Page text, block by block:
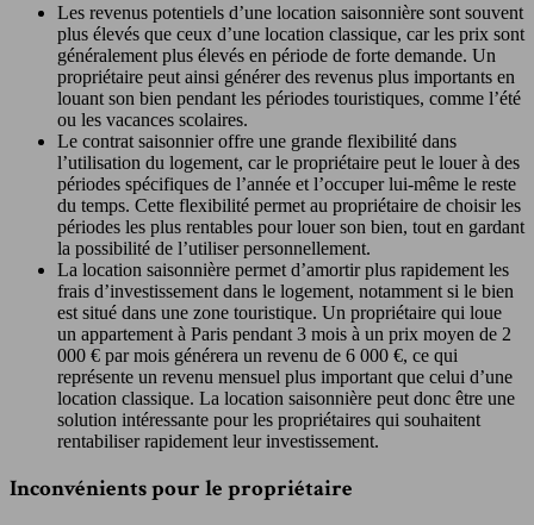
Les revenus potentiels d’une location saisonnière sont souvent
plus élevés que ceux d’une location classique, car les prix sont
généralement plus élevés en période de forte demande. Un
propriétaire peut ainsi générer des revenus plus importants en
louant son bien pendant les périodes touristiques, comme l’été
ou les vacances scolaires.
Le contrat saisonnier offre une grande flexibilité dans
l’utilisation du logement, car le propriétaire peut le louer à des
périodes spécifiques de l’année et l’occuper lui-même le reste
du temps. Cette flexibilité permet au propriétaire de choisir les
périodes les plus rentables pour louer son bien, tout en gardant
la possibilité de l’utiliser personnellement.
La location saisonnière permet d’amortir plus rapidement les
frais d’investissement dans le logement, notamment si le bien
est situé dans une zone touristique. Un propriétaire qui loue
un appartement à Paris pendant 3 mois à un prix moyen de 2
000 € par mois générera un revenu de 6 000 €, ce qui
représente un revenu mensuel plus important que celui d’une
location classique. La location saisonnière peut donc être une
solution intéressante pour les propriétaires qui souhaitent
rentabiliser rapidement leur investissement.
Inconvénients pour le propriétaire